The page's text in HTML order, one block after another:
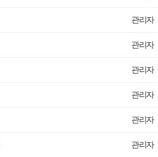
관리자
관리자
관리자
관리자
관리자
관리자